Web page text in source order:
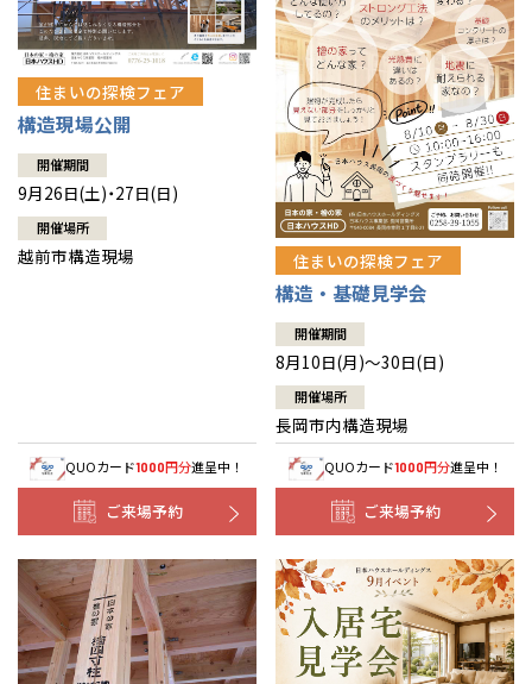
住まいの探検フェア
構造現場公開
開催期間
9月26日(土)・27日(日)
開催場所
越前市構造現場
QUOカード1000円分進呈中！
ご来場予約
住まいの探検フェア
構造・基礎見学会
開催期間
8月10日(月)～30日(日)
開催場所
長岡市内構造現場
QUOカード1000円分進呈中！
ご来場予約